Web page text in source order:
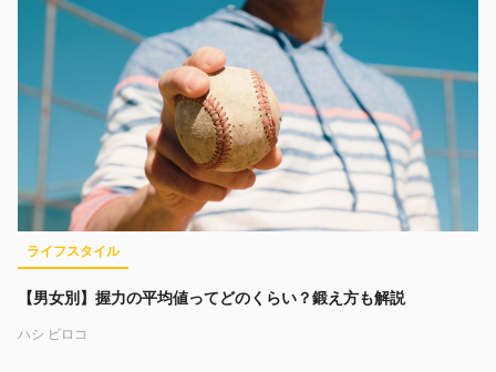
ライフスタイル
【男女別】握力の平均値ってどのくらい？鍛え方も解説
ハシ ビロコ